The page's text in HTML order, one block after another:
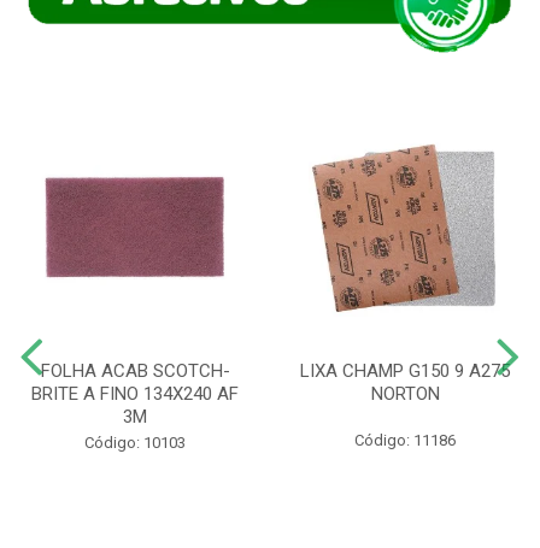
FOLHA ACAB SCOTCH-
BRITE A FINO 134X240 AF
3M
Código: 10103
LIXA CHAMP G150 9 A275
NORTON
Código: 11186